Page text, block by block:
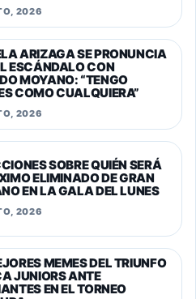
2026
ARIZAGA SE PRONUNCIA
ESCÁNDALO CON
MOYANO: “TENGO
COMO CUALQUIERA”
2026
SOBRE QUIÉN SERÁ
ELIMINADO DE GRAN
EN LA GALA DEL LUNES
2026
MEMES DEL TRIUNFO
JUNIORS ANTE
EN EL TORNEO